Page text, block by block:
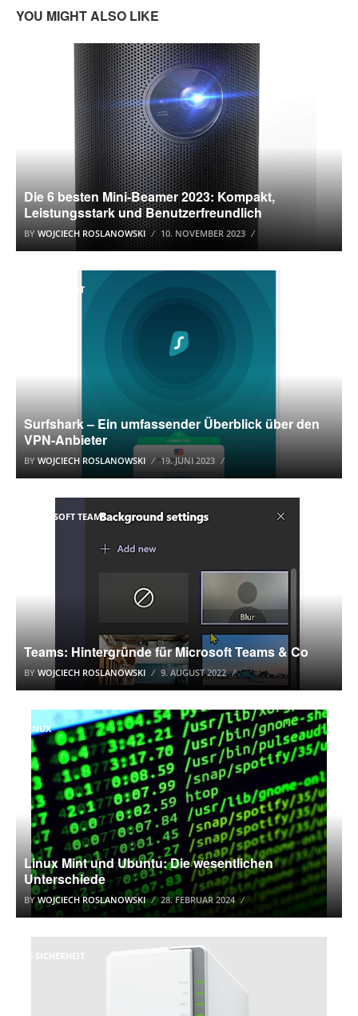
YOU MIGHT ALSO LIKE
HARDWARE
Die 6 besten Mini-Beamer 2023: Kompakt,
Leistungsstark und Benutzerfreundlich
BY WOJCIECH ROSLANOWSKI 10. NOVEMBER 2023
IT-SICHERHEIT
Surfshark – Ein umfassender Überblick über den
VPN-Anbieter
BY WOJCIECH ROSLANOWSKI 19. JUNI 2023
MICROSOFT TEAMS
Teams: Hintergründe für Microsoft Teams & Co
BY WOJCIECH ROSLANOWSKI 9. AUGUST 2022
LINUX
Linux Mint und Ubuntu: Die wesentlichen
Unterschiede
BYWOJCIECH ROSLANOWSKI 28. FEBRUAR 2024
IT-SICHERHEIT